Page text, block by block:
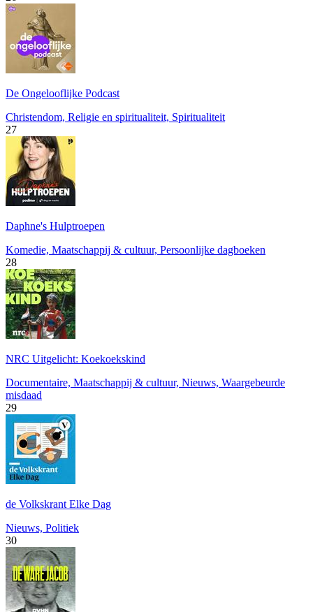
De Ongelooflijke Podcast
Christendom, Religie en spiritualiteit, Spiritualiteit
27
Daphne's Hulptroepen
Komedie, Maatschappij & cultuur, Persoonlijke dagboeken
28
NRC Uitgelicht: Koekoekskind
Documentaire, Maatschappij & cultuur, Nieuws, Waargebeurde
misdaad
29
de Volkskrant Elke Dag
Nieuws, Politiek
30